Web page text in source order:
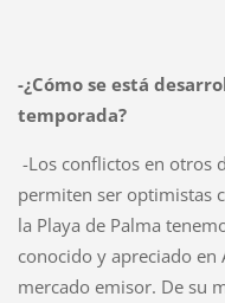
-¿Cómo se está
temporada?
-Los conflictos en otros
permiten ser optimistas
la Playa de Palma
conocido y apreciado
mercado emisor. De su